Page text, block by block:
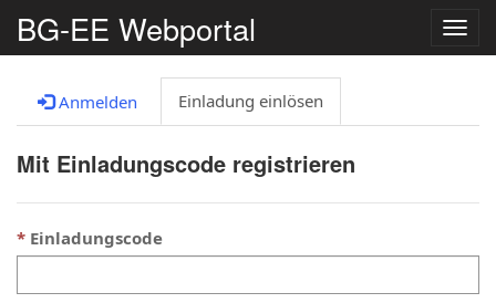
BG-EE Webportal
Anmelden Einladung einlösen
Mit Einladungscode registrieren
Einladungscode